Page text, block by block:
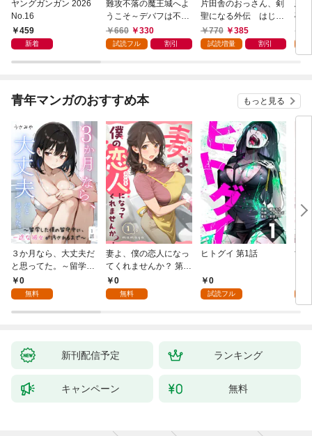
ヤングガンガン 2026
No.16
459
新着
難攻不落の魔王城へよ
うこそ～デバフは不要
と勇者パーティーを追
い出された黒魔導士、
660 330
試読フル 割引
片田舎のおっさん、剣
聖になる外伝 はじま
りの魔法剣士 1巻
770 385
試読増量 割引
悪
破
叩
つ
か
青年マンガのおすすめ本 もっと見る
３か月なら、大丈夫だ
と思ってた。～留学し
た僕の留守中に、一途
な彼女が汚されるまで
0
無料
妻よ、僕の恋人になっ
てくれませんか？ 第1
話0
無料
ヒトグイ 第1話
0
試読フル
世
新刊配信予定 ランキング
キャンペーン 無料